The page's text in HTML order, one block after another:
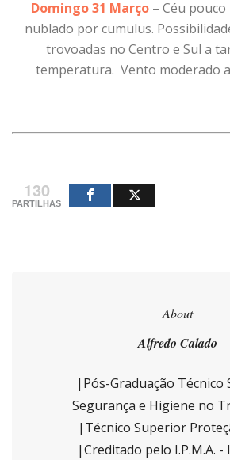
Domingo 31 Março – Céu
nublado por cumulus.
trovoadas no Centro e Sul a
temperatura. Vento moderado
130
PARTILHAS
About
Alfredo Calado
|Pós-Graduação Técnico
Segurança e Higiene no
|Técnico Superior
|Creditado pelo I.P.M.A.